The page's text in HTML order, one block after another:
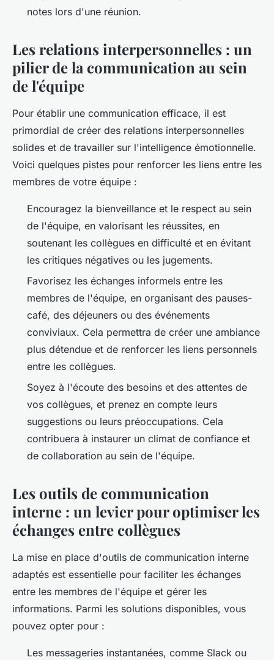
notes lors d'une réunion.
Les relations interpersonnelles : un
pilier de la communication au sein
de l'équipe
Pour établir une communication efficace, il est
primordial de créer des relations interpersonnelles
solides et de travailler sur l'intelligence émotionnelle.
Voici quelques pistes pour renforcer les liens entre les
membres de votre équipe :
Encouragez la bienveillance et le respect au sein
de l'équipe, en valorisant les réussites, en
soutenant les collègues en difficulté et en évitant
les critiques négatives ou les jugements.
Favorisez les échanges informels entre les
membres de l'équipe, en organisant des pauses-
café, des déjeuners ou des événements
conviviaux. Cela permettra de créer une ambiance
plus détendue et de renforcer les liens personnels
entre les collègues.
Soyez à l'écoute des besoins et des attentes de
vos collègues, et prenez en compte leurs
suggestions ou leurs préoccupations. Cela
contribuera à instaurer un climat de confiance et
de collaboration au sein de l'équipe.
Les outils de communication
interne : un levier pour optimiser les
échanges entre collègues
La mise en place d'outils de communication interne
adaptés est essentielle pour faciliter les échanges
entre les membres de l'équipe et gérer les
informations. Parmi les solutions disponibles, vous
pouvez opter pour :
Les messageries instantanées, comme Slack ou